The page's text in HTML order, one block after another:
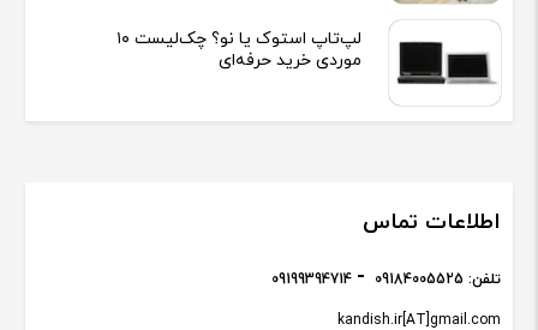
لپ‌تاپ استوک یا نو؟ چک‌لیست ۱۰
موردی خرید حرفه‌ای
اطلاعات تماس
kandish.ir[AT]gmail.com
تلفن: 09184005525
09199394714